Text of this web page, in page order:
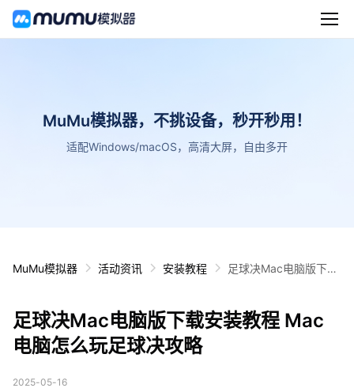
MuMu模拟器，不挑设备，秒开秒用！
适配Windows/macOS，高清大屏，自由多开
MuMu模拟器 活动资讯 安装教程
足球决Mac电脑版下载
足球决Mac电脑版下载安装教程 Mac
电脑怎么玩足球决攻略
2025-05-16